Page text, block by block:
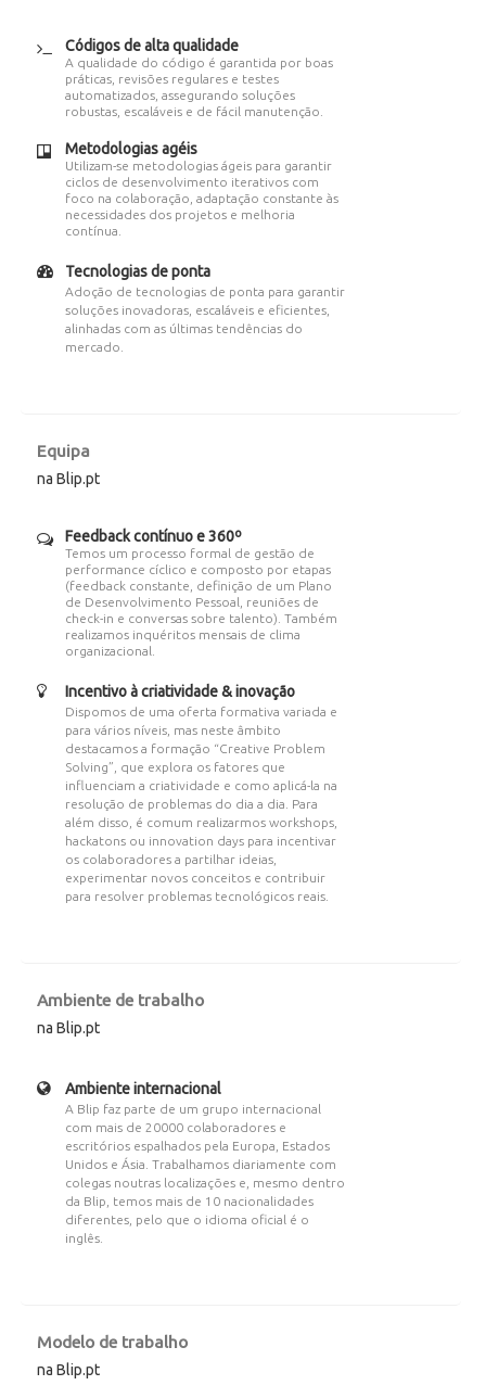
Códigos de alta qualidade
A qualidade do código é garantida por boas
práticas, revisões regulares e testes
automatizados, assegurando soluções
robustas, escaláveis e de fácil manutenção.
Metodologias agéis
Utilizam-se metodologias ágeis para garantir
ciclos de desenvolvimento iterativos com
foco na colaboração, adaptação constante às
necessidades dos projetos e melhoria
contínua.
Tecnologias de ponta
Adoção de tecnologias de ponta para garantir
soluções inovadoras, escaláveis e eficientes,
alinhadas com as últimas tendências do
mercado.
Equipa
na Blip.pt
Feedback contínuo e 360º
Temos um processo formal de gestão de
performance cíclico e composto por etapas
(feedback constante, definição de um Plano
de Desenvolvimento Pessoal, reuniões de
check-in e conversas sobre talento). Também
realizamos inquéritos mensais de clima
organizacional.
Incentivo à criatividade & inovação
Dispomos de uma oferta formativa variada e
para vários níveis, mas neste âmbito
destacamos a formação “Creative Problem
Solving”, que explora os fatores que
influenciam a criatividade e como aplicá-la na
resolução de problemas do dia a dia. Para
além disso, é comum realizarmos workshops,
hackatons ou innovation days para incentivar
os colaboradores a partilhar ideias,
experimentar novos conceitos e contribuir
para resolver problemas tecnológicos reais.
Ambiente de trabalho
na Blip.pt
Ambiente internacional
A Blip faz parte de um grupo internacional
com mais de 20000 colaboradores e
escritórios espalhados pela Europa, Estados
Unidos e Ásia. Trabalhamos diariamente com
colegas noutras localizações e, mesmo dentro
da Blip, temos mais de 10 nacionalidades
diferentes, pelo que o idioma oficial é o
inglês.
Modelo de trabalho
na Blip.pt